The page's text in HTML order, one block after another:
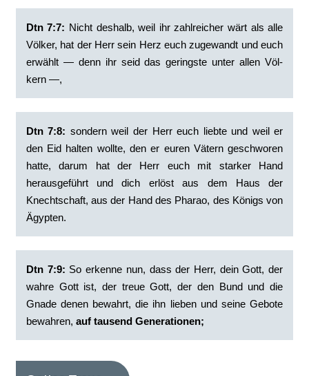
Dtn 7:7: ‭Nicht deshalb, weil ihr zahlreicher wärt als alle
Völker, hat der Herr sein Herz euch zugewandt und euch
erwählt — denn ihr seid das geringste unter allen Völ­
kern —,
Dtn 7:8: ‭sondern weil der Herr euch liebte und weil er
den Eid halten wollte, den er euren Vätern geschworen
hatte, darum hat der Herr euch mit starker Hand
herausgeführt und dich erlöst aus dem Haus der
Knechtschaft, aus der Hand des Pharao, des Königs von
Ägypten.
Dtn 7:9: ‭So erkenne nun, dass der Herr, dein Gott, der
wahre Gott ist, der treue Gott, der den Bund und die
Gnade denen bewahrt, die ihn lieben und seine Gebote
bewahren, auf tausend Generationen;